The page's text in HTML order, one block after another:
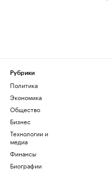
Рубрики
Политика
Экономика
Общество
Бизнес
Технологии и
медиа
Финансы
Биографии